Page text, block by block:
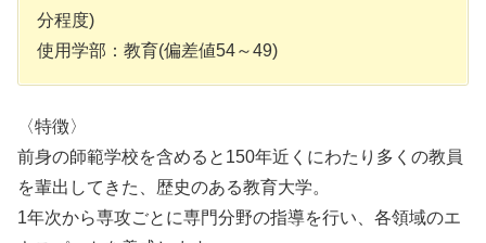
分程度)
使用学部：教育(偏差値54～49)
〈特徴〉
前身の師範学校を含めると150年近くにわたり多くの教員
を輩出してきた、歴史のある教育大学。
1年次から専攻ごとに専門分野の指導を行い、各領域のエ